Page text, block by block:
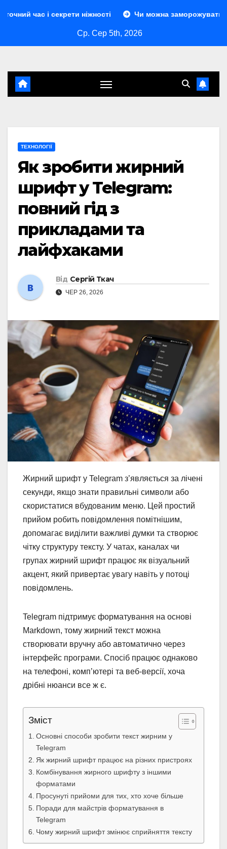
ніжності Чи можна заморожувати сир: повний
Ср. Сер 5th, 2026
ТЕХНОЛОГІЇ
Як зробити жирний
шрифт у Telegram:
повний гід з
прикладами та
лайфхаками
Від Сергій Ткач
ЧЕР 26, 2026
Жирний шрифт у Telegram з’являється за лічені
секунди, якщо знати правильні символи або
скористатися вбудованим меню. Цей простий
прийом робить повідомлення помітнішим,
допомагає виділити важливі думки та створює
чітку структуру тексту. У чатах, каналах чи
групах жирний шрифт працює як візуальний
акцент, який привертає увагу навіть у потоці
повідомлень.
Telegram підтримує форматування на основі
Markdown, тому жирний текст можна
створювати вручну або автоматично через
інтерфейс програми. Спосіб працює однаково
на телефоні, комп’ютері та веб-версії, хоча
дрібні нюанси все ж є.
Зміст
Основні способи зробити текст жирним у
Telegram
Як жирний шрифт працює на різних пристроях
Комбінування жирного шрифту з іншими
форматами
Просунуті прийоми для тих, хто хоче більше
Поради для майстрів форматування в
Telegram
Чому жирний шрифт змінює сприйняття тексту